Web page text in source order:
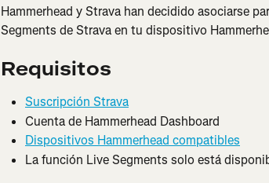
Hammerhead y Strava han decidido asociarse
Segments de Strava en tu dispositivo
Requisitos
Suscripción Strava
Cuenta de Hammerhead Dashboard
Dispositivos Hammerhead compatibles
La función Live Segments solo está